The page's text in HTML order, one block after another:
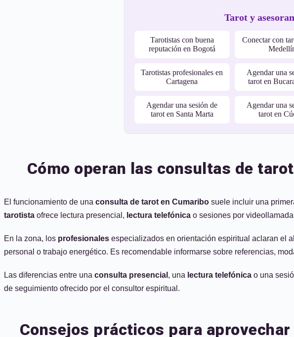
Tarot y
Tarotistas con buena
reputación en Bogotá
Conectar con
Tarotistas profesionales en
Cartagena
Agendar una
tarot en
Agendar una sesión de
tarot en Santa Marta
Agendar una
tarot en
Cómo operan las consultas de
El funcionamiento de una consulta de tarot en Cumaribo suele incluir una
tarotista ofrece lectura presencial, lectura telefónica o sesiones por
En la zona, los profesionales especializados en orientación espiritual aclaran el
personal o trabajo energético. Es recomendable informarse sobre referencias,
Las diferencias entre una consulta presencial , una lectura telefónica o una
de seguimiento ofrecido por el consultor espiritual.
Consejos prácticos para